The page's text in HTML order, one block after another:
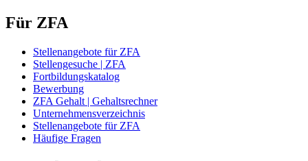
Für ZFA
Stellenangebote für ZFA
Stellengesuche | ZFA
Fortbildungskatalog
Bewerbung
ZFA Gehalt | Gehaltsrechner
Unternehmensverzeichnis
Stellenangebote für ZFA
Häufige Fragen